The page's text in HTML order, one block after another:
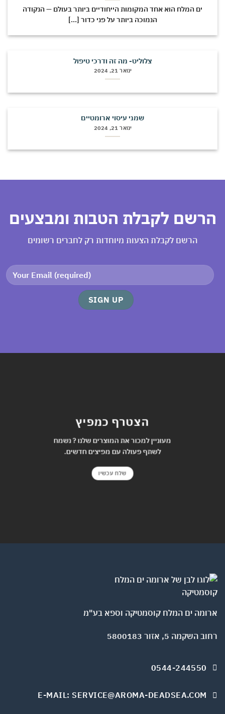
ים המלח הוא אחד המקומות הייחודיים ביותר בעולם — הנקודה
הנמוכה ביותר על פני כדור [...]
צלוליט- מה זה ודרכי טיפול
שמני עיסוי ארומטיים
לקבלת הטבות ומבצעים
הרשם לקבלת הצעות מיוחדות רק לחברים רשומים
הצטרף כמפיץ
מעוניין למכור את המוצרים שלנו ? נשמח
לשתף פעולה עם מפיצים חדשים.
שלח עכשיו
ים המלח קוסמטיקה וספא בע"מ
5, אזור 5800183
0544-244550
E-MAIL: SERVICE@AROMA-DEADSEA.COM